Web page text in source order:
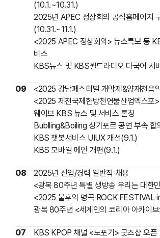
(10.1.~10.31.)
2025년 APEC 정상회의 공식홈페이지
(10.31.~11.1.)
<2025 APEC 정상회의> 뉴스특보 등
비스
KBS뉴스 및 KBS월드라디오 다국어 서
09
<2025 강남페스티벌 개막제&양재천음
<2025 제천국제한방천연물산업엑스포>
웨이브 KBS 뉴스 및 서비스 론칭
Bublling&Boiling 싱가포르 공연 부속 합
KBS 챗봇서비스 UIUX 개선(9.1.)
KBS 모바일 메인 개편(9.1.)
08
2025년 신입/경력 일반직 채용
<광복 80주년 특별 생방송 우리는 대한
<2025 불후의 명곡 ROCK FESTIVAL
광복 80주년 <세계인의 코리아 아카이
07
KBS KPOP 채널 <노포기> 굿즈샵 오픈